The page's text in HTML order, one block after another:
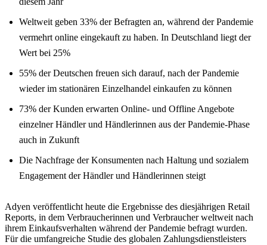
Weltweit geben 33% der Befragten an, während der Pandemie
vermehrt online eingekauft zu haben. In Deutschland liegt der
Wert bei 25%
55% der Deutschen freuen sich darauf, nach der Pandemie
wieder im stationären Einzelhandel einkaufen zu können
73% der Kunden erwarten Online- und Offline Angebote
einzelner Händler und Händlerinnen aus der Pandemie-Phase
auch in Zukunft
Die Nachfrage der Konsumenten nach Haltung und sozialem
Engagement der Händler und Händlerinnen steigt
Adyen veröffentlicht heute die Ergebnisse des diesjährigen Retail
Reports, in dem Verbraucherinnen und Verbraucher weltweit nach
ihrem Einkaufsverhalten während der Pandemie befragt wurden.
Für die umfangreiche Studie des globalen Zahlungsdienstleisters